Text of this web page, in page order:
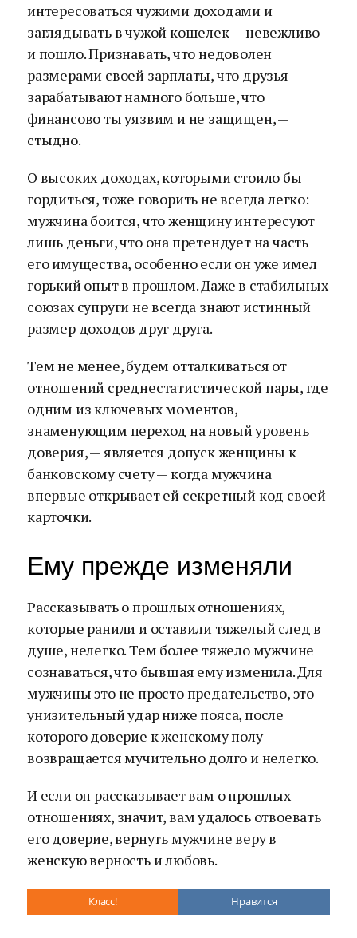
интересоваться чужими доходами и
заглядывать в чужой кошелек — невежливо
и пошло. Признавать, что недоволен
размерами своей зарплаты, что друзья
зарабатывают намного больше, что
финансово ты уязвим и не защищен, —
стыдно.
О высоких доходах, которыми стоило бы
гордиться, тоже говорить не всегда легко:
мужчина боится, что женщину интересуют
лишь деньги, что она претендует на часть
его имущества, особенно если он уже имел
горький опыт в прошлом. Даже в стабильных
союзах супруги не всегда знают истинный
размер доходов друг друга.
Тем не менее, будем отталкиваться от
отношений среднестатистической пары, где
одним из ключевых моментов,
знаменующим переход на новый уровень
доверия, — является допуск женщины к
банковскому счету — когда мужчина
впервые открывает ей секретный код своей
карточки.
Ему прежде изменяли
Рассказывать о прошлых отношениях,
которые ранили и оставили тяжелый след в
душе, нелегко. Тем более тяжело мужчине
сознаваться, что бывшая ему изменила. Для
мужчины это не просто предательство, это
унизительный удар ниже пояса, после
которого доверие к женскому полу
возвращается мучительно долго и нелегко.
И если он рассказывает вам о прошлых
отношениях, значит, вам удалось отвоевать
его доверие, вернуть мужчине веру в
женскую верность и любовь.
Класс! Нравится